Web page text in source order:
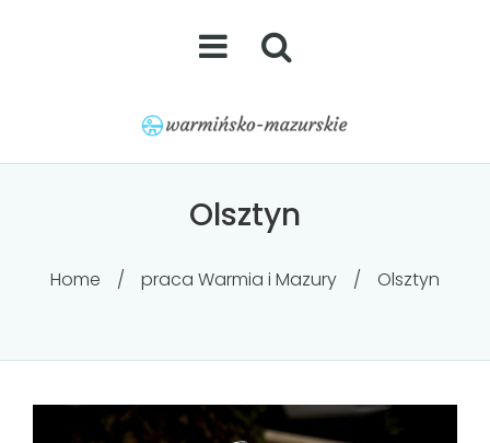
Olsztyn
Home / praca Warmia i Mazury / Olsztyn